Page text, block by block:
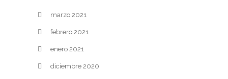
marzo 2021
febrero 2021
enero 2021
diciembre 2020